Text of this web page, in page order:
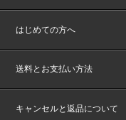
はじめての方へ
送料とお支払い方法
キャンセルと返品について